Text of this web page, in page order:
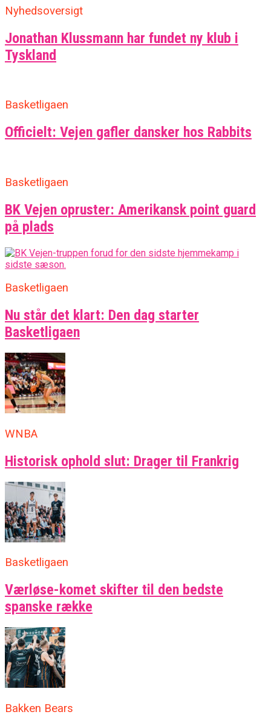
Nyhedsoversigt
Jonathan Klussmann har fundet ny klub i
Tyskland
Basketligaen
Officielt: Vejen gafler dansker hos Rabbits
Basketligaen
BK Vejen opruster: Amerikansk point guard
på plads
Basketligaen
Nu står det klart: Den dag starter
Basketligaen
WNBA
Historisk ophold slut: Drager til Frankrig
Basketligaen
Værløse-komet skifter til den bedste
spanske række
Bakken Bears